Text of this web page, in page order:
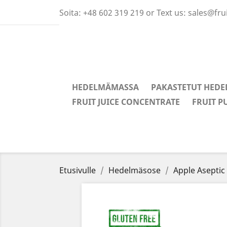
Soita: +48 602 319 219 or Text us:
HEDELMÄMASSA
PAKASTETUT
FRUIT JUICE CONCENTRATE
FRUIT
Etusivulle Hedelmäsose Apple